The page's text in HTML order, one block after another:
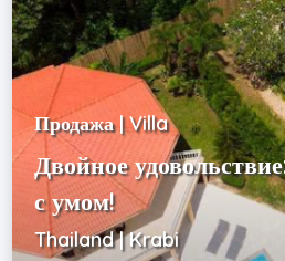
Продажа | Villa
Двойное
с умом!
Thailand | Krabi